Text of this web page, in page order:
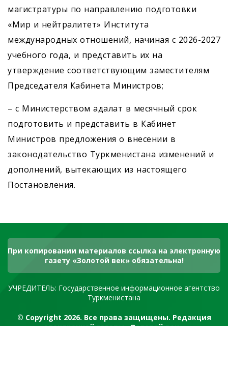
магистратуры по направлению подготовки
«Мир и нейтралитет» Института
международных отношений, начиная с 2026-2027
учебного года, и представить их на
утверждение соответствующим заместителям
Председателя Кабинета Министров;
– с Министерством адалат в месячный срок
подготовить и представить в Кабинет
Министров предложения о внесении в
законодательство Туркменистана изменений и
дополнений, вытекающих из настоящего
Постановления.
При копировании материалов ссылка на электронную
газету «Золотой век» обязательна!
УЧРЕДИТЕЛЬ: Государственное информационное агентство
Туркменистана
© Copyright 2026. Все права защищены. Редакция
электронной газеты «Золотой век»